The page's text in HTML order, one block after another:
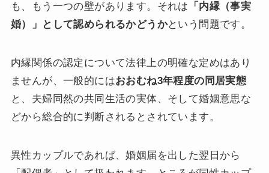
も、もう一つの壁があります。それは 「内縁（事実
婚）」として認められるかどうかという問題です。
内縁関係の認定について法律上の明確な定めはあり
ませんが、一般的にはおおむね3年程度の同居実態
と、夫婦同然の共同生活の実体、そして婚姻意思な
どから総合的に判断されるとされています。
異性カップルであれば、婚姻届を出した翌日から